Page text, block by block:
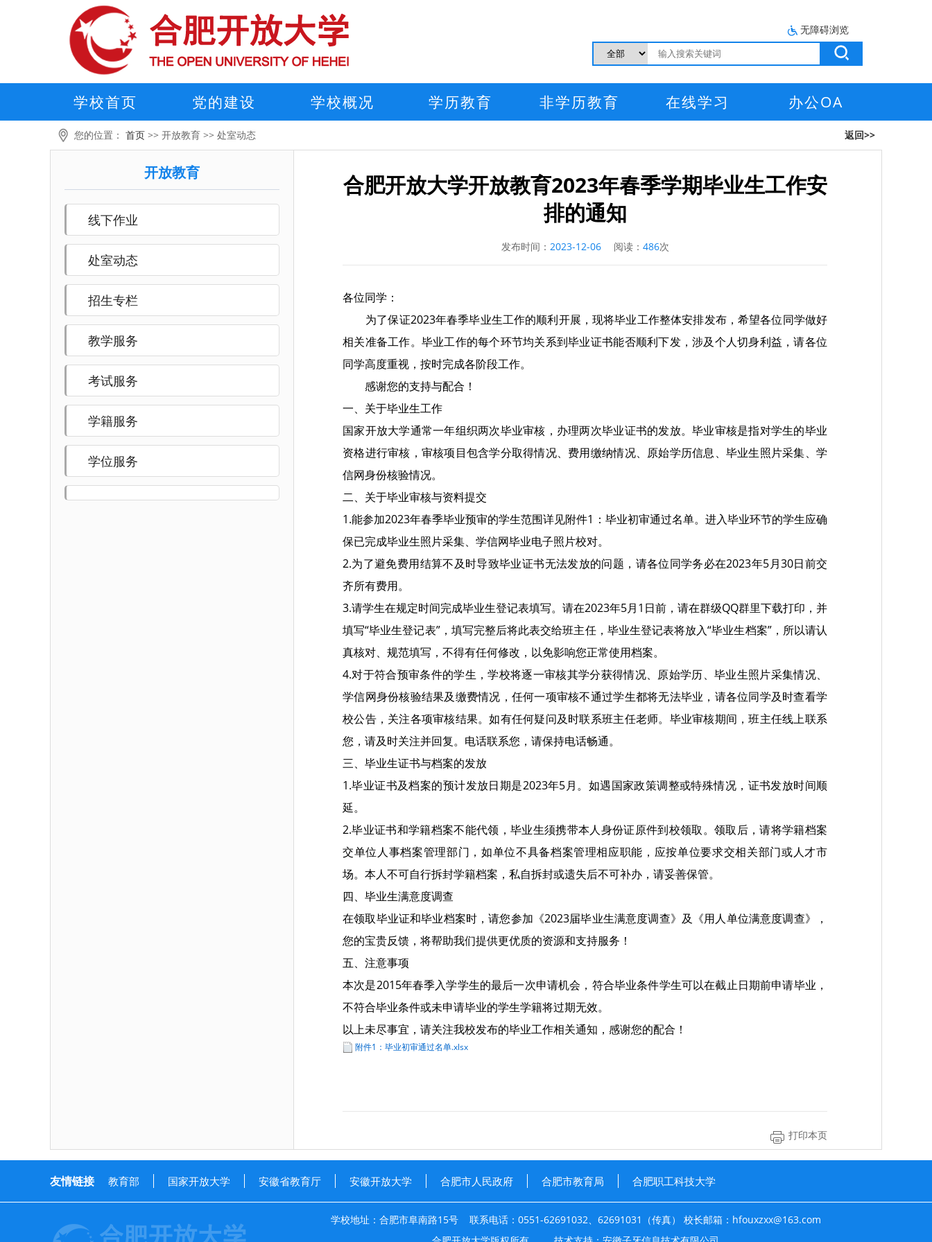
无障碍浏览
学校首页 党的建设 学校概况 学历教育 非学历教育 在线学习 办公OA
您的位置： 首页 >> 开放教育 >> 处室动态 返回>>
开放教育
线下作业
处室动态
招生专栏
教学服务
考试服务
学籍服务
学位服务
合肥开放大学开放教育2023年春季学期毕业生工作安
排的通知
发布时间： 2023-12-06阅读： 486次
各位同学：
为了保证2023年春季毕业生工作的顺利开展，现将毕业工作整体安排发布，希望各位同学做好
相关准备工作。毕业工作的每个环节均关系到毕业证书能否顺利下发，涉及个人切身利益，请各位
同学高度重视，按时完成各阶段工作。
感谢您的支持与配合！
一、关于毕业生工作
国家开放大学通常一年组织两次毕业审核，办理两次毕业证书的发放。毕业审核是指对学生的毕业
资格进行审核，审核项目包含学分取得情况、费用缴纳情况、原始学历信息、毕业生照片采集、学
信网身份核验情况。
二、关于毕业审核与资料提交
1.能参加2023年春季毕业预审的学生范围详见附件1：毕业初审通过名单。进入毕业环节的学生应确
保已完成毕业生照片采集、学信网毕业电子照片校对。
2.为了避免费用结算不及时导致毕业证书无法发放的问题，请各位同学务必在2023年5月30日前交
齐所有费用。
3.请学生在规定时间完成毕业生登记表填写。请在2023年5月1日前，请在群级QQ群里下载打印，并
填写“毕业生登记表”，填写完整后将此表交给班主任，毕业生登记表将放入“毕业生档案”，所以请认
真核对、规范填写，不得有任何修改，以免影响您正常使用档案。
4.对于符合预审条件的学生，学校将逐一审核其学分获得情况、原始学历、毕业生照片采集情况、
学信网身份核验结果及缴费情况，任何一项审核不通过学生都将无法毕业，请各位同学及时查看学
校公告，关注各项审核结果。如有任何疑问及时联系班主任老师。毕业审核期间，班主任线上联系
您，请及时关注并回复。电话联系您，请保持电话畅通。
三、毕业生证书与档案的发放
1.毕业证书及档案的预计发放日期是2023年5月。如遇国家政策调整或特殊情况，证书发放时间顺
延。
2.毕业证书和学籍档案不能代领，毕业生须携带本人身份证原件到校领取。领取后，请将学籍档案
交单位人事档案管理部门，如单位不具备档案管理相应职能，应按单位要求交相关部门或人才市
场。本人不可自行拆封学籍档案，私自拆封或遗失后不可补办，请妥善保管。
四、毕业生满意度调查
在领取毕业证和毕业档案时，请您参加《2023届毕业生满意度调查》及《用人单位满意度调查》，
您的宝贵反馈，将帮助我们提供更优质的资源和支持服务！
五、注意事项
本次是2015年春季入学学生的最后一次申请机会，符合毕业条件学生可以在截止日期前申请毕业，
不符合毕业条件或未申请毕业的学生学籍将过期无效。
以上未尽事宜，请关注我校发布的毕业工作相关通知，感谢您的配合！
附件1：毕业初审通过名单.xlsx
打印本页
友情链接 教育部 国家开放大学 安徽省教育厅 安徽开放大学 合肥市人民政府 合肥市教育局 合肥职工科技大学
学校地址：合肥市阜南路15号 联系电话：0551-62691032、62691031（传真） 校长邮箱：hfouxzxx@163.com